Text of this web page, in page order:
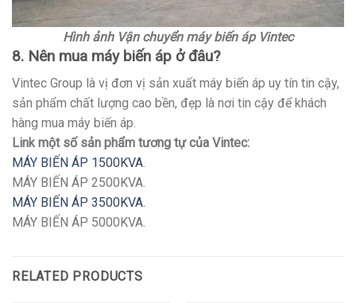
Hình ảnh Vận chuyển máy biến áp Vintec
8. Nên mua máy biến áp ở đâu?
Vintec Group là vị đơn vị sản xuất máy biến áp uy tín tin cậy,
sản phẩm chất lượng cao bền, đẹp là nơi tin cậy để khách
hàng mua máy biến áp.
Link một số sản phẩm tương tự của Vintec:
MÁY BIẾN ÁP 1500KVA.
MÁY BIẾN ÁP 2500KVA.
MÁY BIẾN ÁP 3500KVA.
MÁY BIẾN ÁP 5000KVA.
RELATED PRODUCTS